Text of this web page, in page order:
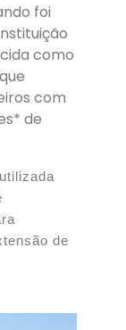
foi
como
com
de
de